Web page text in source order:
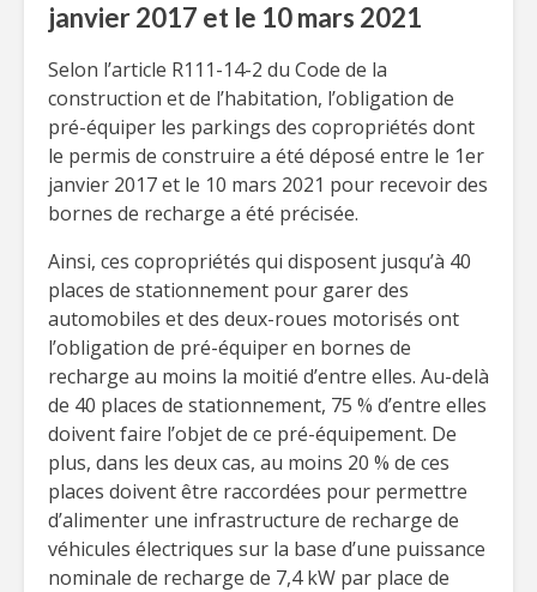
janvier 2017 et le 10 mars 2021
Selon l’article R111-14-2 du Code de la
construction et de l’habitation, l’obligation de
pré-équiper les parkings des copropriétés dont
le permis de construire a été déposé entre le 1er
janvier 2017 et le 10 mars 2021 pour recevoir des
bornes de recharge a été précisée.
Ainsi, ces copropriétés qui disposent jusqu’à 40
places de stationnement pour garer des
automobiles et des deux-roues motorisés ont
l’obligation de pré-équiper en bornes de
recharge au moins la moitié d’entre elles. Au-delà
de 40 places de stationnement, 75 % d’entre elles
doivent faire l’objet de ce pré-équipement. De
plus, dans les deux cas, au moins 20 % de ces
places doivent être raccordées pour permettre
d’alimenter une infrastructure de recharge de
véhicules électriques sur la base d’une puissance
nominale de recharge de 7,4 kW par place de